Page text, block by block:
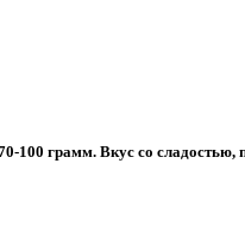
100 грамм. Вкус со